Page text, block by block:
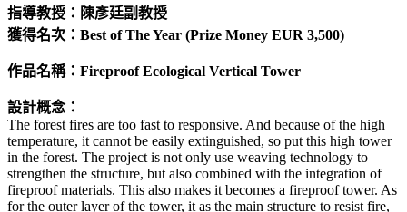
指導教授：陳彥廷副教授
獲得名次：Best of The Year (Prize Money EUR 3,500)
作品名稱：Fireproof Ecological Vertical Tower
設計概念：
The forest fires are too fast to responsive. And because of the high
temperature, it cannot be easily extinguished, so put this high tower
in the forest. The project is not only use weaving technology to
strengthen the structure, but also combined with the integration of
fireproof materials. This also makes it becomes a fireproof tower. As
for the outer layer of the tower, it as the main structure to resist fire,